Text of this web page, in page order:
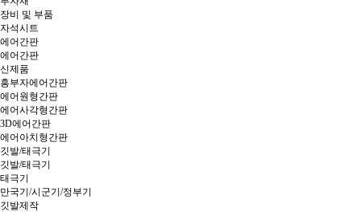
장비 및 부품
자석시트
에어간판
에어간판
신제품
흥부자에어간판
에어원형간판
에어사각형간판
3D에어간판
에어아치형간판
깃발/태극기
깃발/태극기
태극기
만국기/시군기/정부기
깃발제작